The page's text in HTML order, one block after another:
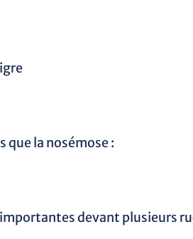
que la nosémose :
devant plusieurs